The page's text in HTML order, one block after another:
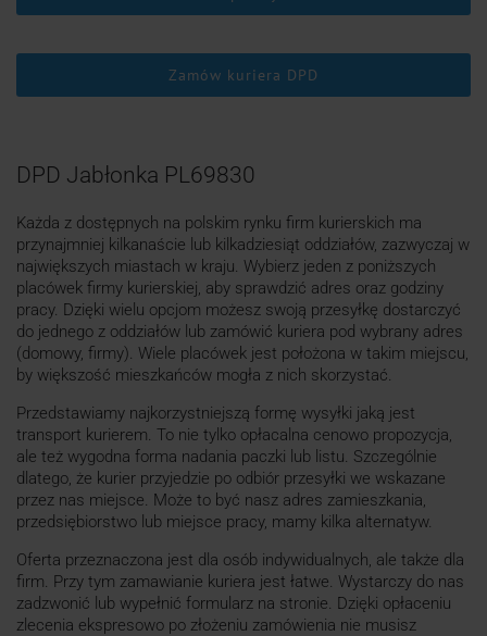
Zamów kuriera DPD
DPD Jabłonka PL69830
Każda z dostępnych na polskim rynku firm kurierskich ma
przynajmniej kilkanaście lub kilkadziesiąt oddziałów, zazwyczaj w
największych miastach w kraju. Wybierz jeden z poniższych
placówek firmy kurierskiej, aby sprawdzić adres oraz godziny
pracy. Dzięki wielu opcjom możesz swoją przesyłkę dostarczyć
do jednego z oddziałów lub zamówić kuriera pod wybrany adres
(domowy, firmy). Wiele placówek jest położona w takim miejscu,
by większość mieszkańców mogła z nich skorzystać.
Przedstawiamy najkorzystniejszą formę wysyłki jaką jest
transport kurierem. To nie tylko opłacalna cenowo propozycja,
ale też wygodna forma nadania paczki lub listu. Szczególnie
dlatego, że kurier przyjedzie po odbiór przesyłki we wskazane
przez nas miejsce. Może to być nasz adres zamieszkania,
przedsiębiorstwo lub miejsce pracy, mamy kilka alternatyw.
Oferta przeznaczona jest dla osób indywidualnych, ale także dla
firm. Przy tym zamawianie kuriera jest łatwe. Wystarczy do nas
zadzwonić lub wypełnić formularz na stronie. Dzięki opłaceniu
zlecenia ekspresowo po złożeniu zamówienia nie musisz